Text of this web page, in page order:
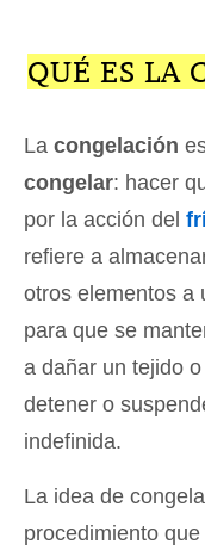
QUÉ ES LA
La congelación
congelar: hacer
por la acción del
refiere a
otros elementos a
para que se
a dañar un tejido
detener o
indefinida.
La idea de
procedimiento que